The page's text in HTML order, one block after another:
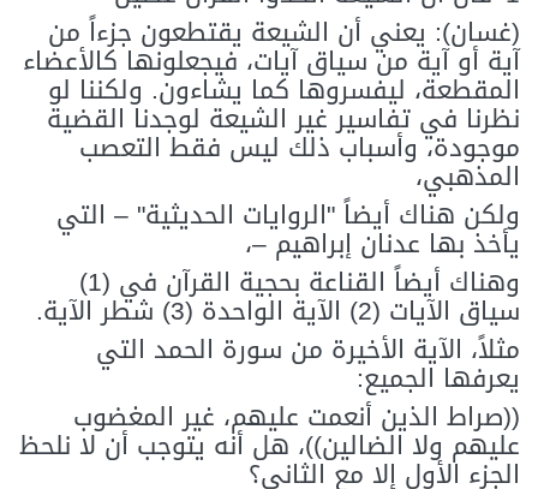
(غسان): يعني أن الشيعة يقتطعون جزءاً من
آية أو آية من سياق آيات، فيجعلونها كالأعضاء
المقطعة، ليفسروها كما يشاءون. ولكننا لو
نظرنا في تفاسير غير الشيعة لوجدنا القضية
موجودة، وأسباب ذلك ليس فقط التعصب
المذهبي،
ولكن هناك أيضاً "الروايات الحديثية" – التي
يأخذ بها عدنان إبراهيم –،
وهناك أيضاً القناعة بحجية القرآن في (1)
سياق الآيات (2) الآية الواحدة (3) شطر الآية.
مثلاً، الآية الأخيرة من سورة الحمد التي
يعرفها الجميع:
((صراط الذين أنعمت عليهم، غير المغضوب
عليهم ولا الضالين))، هل أنه يتوجب أن لا نلحظ
الجزء الأول إلا مع الثاني؟